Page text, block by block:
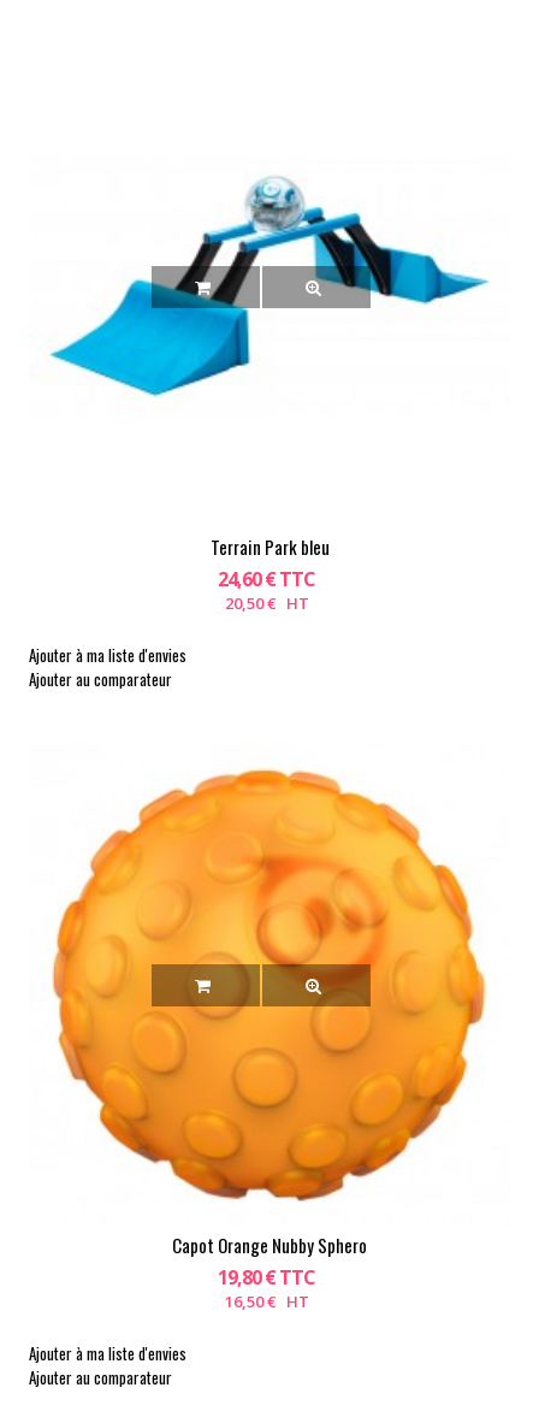
Terrain Park bleu
24,60 € TTC
20,50 € HT
Ajouter à ma liste d'envies
Ajouter au comparateur
Capot Orange Nubby Sphero
19,80 € TTC
16,50 € HT
Ajouter à ma liste d'envies
Ajouter au comparateur